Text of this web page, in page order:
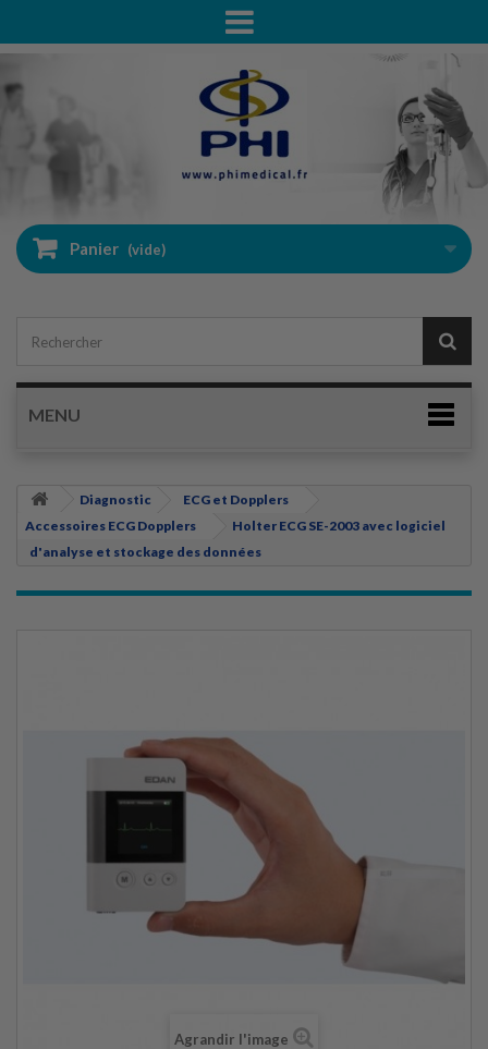
Panier (vide)
MENU
Diagnostic
ECG et Dopplers
Accessoires ECG Dopplers
Holter ECG SE-2003 avec logiciel
d'analyse et stockage des données
Agrandir l'image